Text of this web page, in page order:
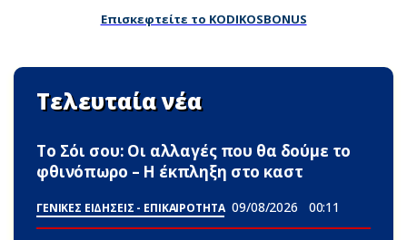
Επισκεφτείτε το KODIKOSBONUS
Τελευταία νέα
Το Σόι σου: Οι αλλαγές που θα δούμε το
φθινόπωρο – Η έκπληξη στο καστ
ΓΕΝΙΚΕΣ ΕΙΔΗΣΕΙΣ - ΕΠΙΚΑΙΡΟΤΗΤΑ 09/08/2026 00:11